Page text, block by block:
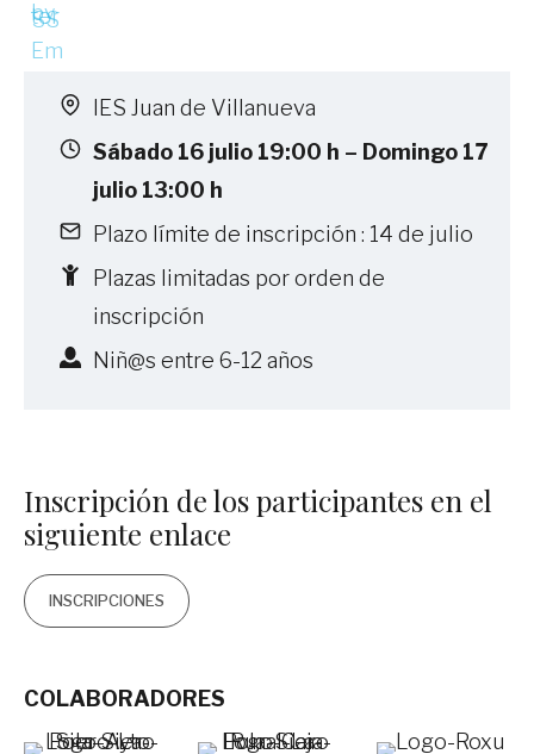
IES Juan de Villanueva
Sábado 16 julio 19:00 h – Domingo 17
julio 13:00 h
Plazo límite de inscripción : 14 de julio
Plazas limitadas por orden de
inscripción
Niñ@s entre 6-12 años
Inscripción de los participantes en el
siguiente enlace
INSCRIPCIONES
COLABORADORES